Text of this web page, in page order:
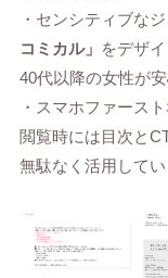
・センシティブな
コミカル」 をデザ
40代以降の女性が
・スマホファース
閲覧時には目次と
無駄なく活用してい